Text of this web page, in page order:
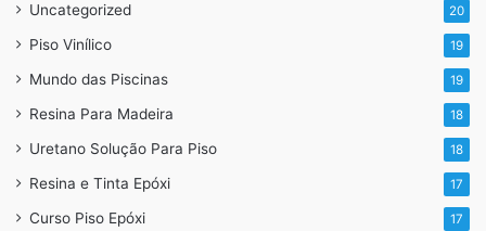
Uncategorized 20
Piso Vinílico 19
Mundo das Piscinas 19
Resina Para Madeira 18
Uretano Solução Para Piso 18
Resina e Tinta Epóxi 17
Curso Piso Epóxi 17